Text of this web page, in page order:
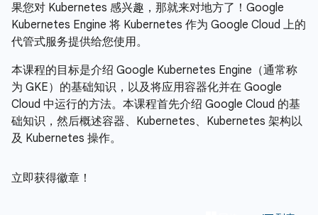
果您对 Kubernetes 感兴趣，那就来对地方了！Google
Kubernetes Engine 将 Kubernetes 作为 Google Cloud 上的
代管式服务提供给您使用。
本课程的目标是介绍 Google Kubernetes Engine（通常称
为 GKE）的基础知识，以及将应用容器化并在 Google
Cloud 中运行的方法。本课程首先介绍 Google Cloud 的基
础知识，然后概述容器、Kubernetes、Kubernetes 架构以
及 Kubernetes 操作。
立即获得徽章！